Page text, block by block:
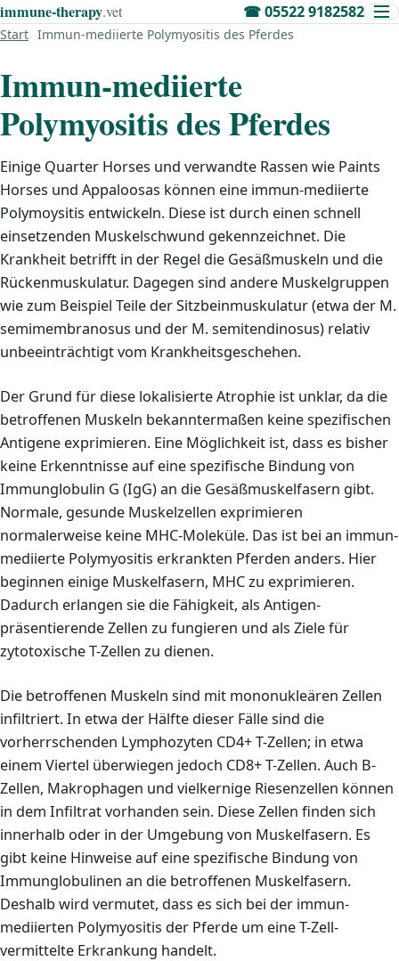
immune‑therapy.vet ☎05522 9182582
Start Immun-mediierte Polymyositis des Pferdes
Immun-mediierte
Polymyositis des Pferdes
Einige Quarter Horses und verwandte Rassen wie Paints
Horses und Appaloosas können eine immun-mediierte
Polymoysitis entwickeln. Diese ist durch einen schnell
einsetzenden Muskelschwund gekennzeichnet. Die
Krankheit betrifft in der Regel die Gesäßmuskeln und die
Rückenmuskulatur. Dagegen sind andere Muskelgruppen
wie zum Beispiel Teile der Sitzbeinmuskulatur (etwa der M.
semimembranosus und der M. semitendinosus) relativ
unbeeinträchtigt vom Krankheitsgeschehen.
Der Grund für diese lokalisierte Atrophie ist unklar, da die
betroffenen Muskeln bekanntermaßen keine spezifischen
Antigene exprimieren. Eine Möglichkeit ist, dass es bisher
keine Erkenntnisse auf eine spezifische Bindung von
Immunglobulin G (IgG) an die Gesäßmuskelfasern gibt.
Normale, gesunde Muskelzellen exprimieren
normalerweise keine MHC-Moleküle. Das ist bei an immun-
mediierte Polymyositis erkrankten Pferden anders. Hier
beginnen einige Muskelfasern, MHC zu exprimieren.
Dadurch erlangen sie die Fähigkeit, als Antigen-
präsentierende Zellen zu fungieren und als Ziele für
zytotoxische T-Zellen zu dienen.
Die betroffenen Muskeln sind mit mononukleären Zellen
infiltriert. In etwa der Hälfte dieser Fälle sind die
vorherrschenden Lymphozyten CD4+ T-Zellen; in etwa
einem Viertel überwiegen jedoch CD8+ T-Zellen. Auch B-
Zellen, Makrophagen und vielkernige Riesenzellen können
in dem Infiltrat vorhanden sein. Diese Zellen finden sich
innerhalb oder in der Umgebung von Muskelfasern. Es
gibt keine Hinweise auf eine spezifische Bindung von
Immunglobulinen an die betroffenen Muskelfasern.
Deshalb wird vermutet, dass es sich bei der immun-
mediierten Polymyositis der Pferde um eine T-Zell-
vermittelte Erkrankung handelt.